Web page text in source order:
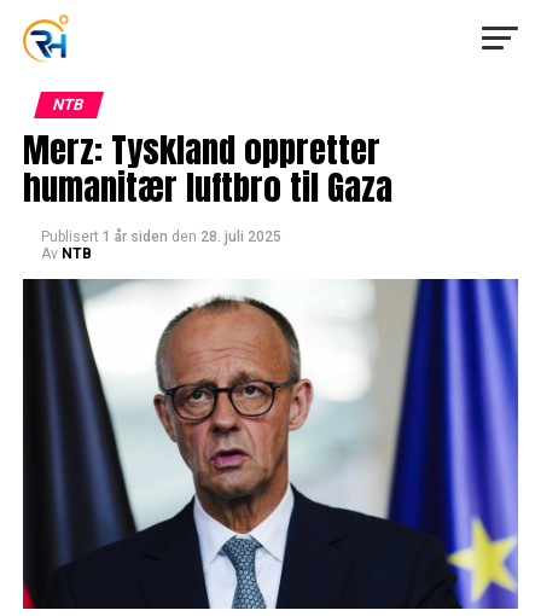
NTB
Merz: Tyskland oppretter
humanitær luftbro til Gaza
Publisert 1 år siden den 28. juli 2025
Av NTB